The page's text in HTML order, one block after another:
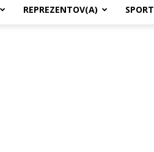
REPREZENTOV(A) SPORT